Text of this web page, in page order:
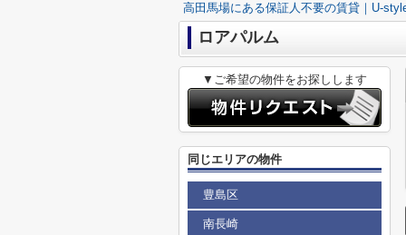
高田馬場にある保証人不要の賃貸｜U-
ロアパルム
▼ご希望の物件をお探しします
同じエリアの物件
豊島区
南長崎